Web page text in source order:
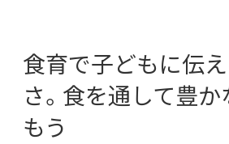
食育で子どもに伝
さ。食を通して豊
もう